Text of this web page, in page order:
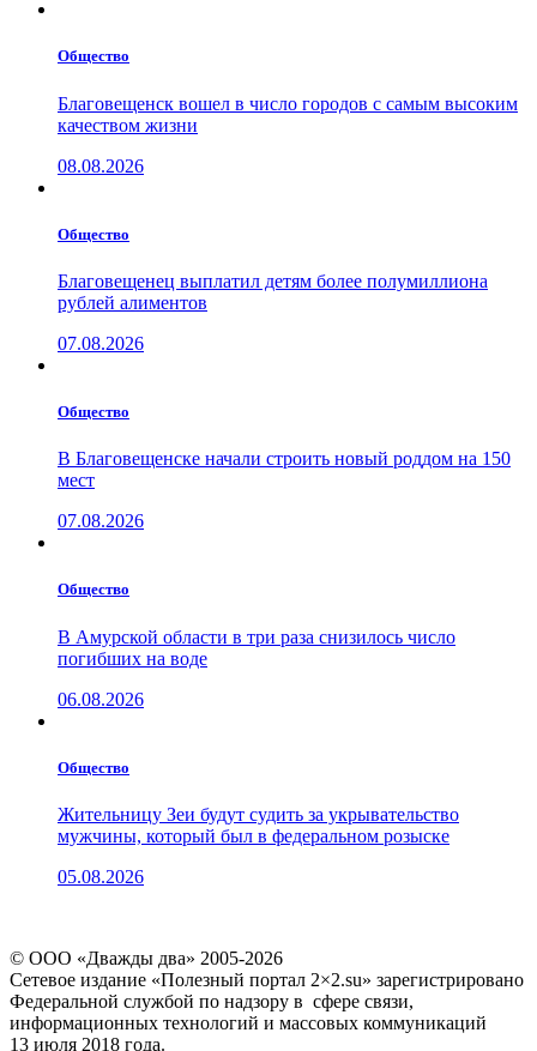
Общество
Благовещенск вошел в число городов с самым высоким
качеством жизни
08.08.2026
Общество
Благовещенец выплатил детям более полумиллиона
рублей алиментов
07.08.2026
Общество
В Благовещенске начали строить новый роддом на 150
мест
07.08.2026
Общество
В Амурской области в три раза снизилось число
погибших на воде
06.08.2026
Общество
Жительницу Зеи будут судить за укрывательство
мужчины, который был в федеральном розыске
05.08.2026
© ООО «Дважды два» 2005-2026
Сетевое издание «Полезный портал 2×2.su» зарегистрировано
Федеральной службой по надзору в сфере связи,
информационных технологий и массовых коммуникаций
13 июля 2018 года.